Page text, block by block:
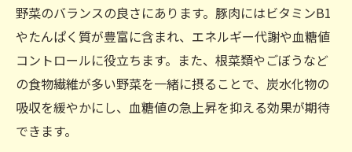
野菜のバランスの良さにあります。豚肉にはビタミンB1
やたんぱく質が豊富に含まれ、エネルギー代謝や血糖値
コントロールに役立ちます。また、根菜類やごぼうなど
の食物繊維が多い野菜を一緒に摂ることで、炭水化物の
吸収を緩やかにし、血糖値の急上昇を抑える効果が期待
できます。